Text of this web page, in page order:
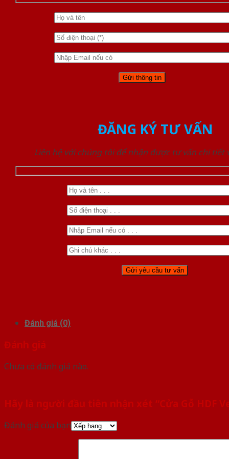
ĐĂNG KÝ TƯ VẤN
Liên hệ với chúng tôi để nhận được tư vấn chi tiết
Đánh giá (0)
Đánh giá
Chưa có đánh giá nào.
Hãy là người đầu tiên nhận xét “Cửa Gỗ HDF
Đánh giá của bạn